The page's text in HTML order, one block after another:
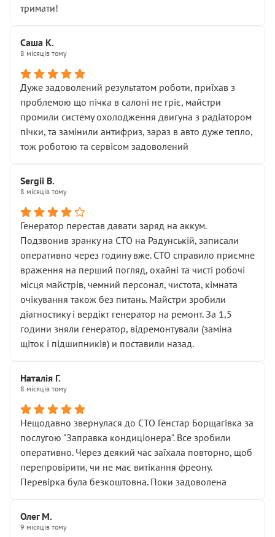
тримати!
Саша К.
8 місяців тому
Дуже задоволений результатом роботи, приїхав з
проблемою що пічка в салоні не гріє, майстри
промили систему охолодження двигуна з радіатором
пічки, та замінили антифриз, зараз в авто дуже тепло,
тож роботою та сервісом задоволений
Sergii B.
8 місяців тому
Генератор перестав давати заряд на аккум.
Подзвонив зранку на СТО на Радунській, записали
оперативно через годину вже. СТО справило приємне
враження на перший погляд, охайні та чисті робочі
місця майстрів, чемний персонал, чистота, кімната
очікування також без питань. Майстри зробили
діагностику і вердікт генератор на ремонт. За 1,5
години зняли генератор, відремонтували (заміна
щіток і підшипників) и поставили назад.
Наталія Г.
8 місяців тому
Нещодавно звернулася до СТО Генстар Борщагівка за
послугою "Заправка кондиціонера". Все зробили
оперативно. Через деякий час заїхала повторно, щоб
перепровірити, чи не має витікання фреону.
Перевірка була безкоштовна. Поки задоволена
Олег М.
9 місяців тому